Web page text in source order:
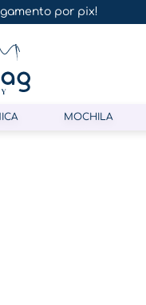
por pix!
MOCHILA